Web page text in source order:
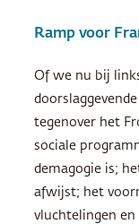
Ramp voor
Of we nu bij
tegenover het
sociale
demagogie is;
afwijst; het
vluchtelingen en